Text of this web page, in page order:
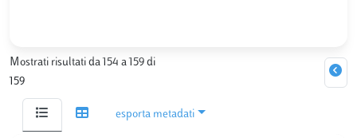
Mostrati risultati da 154 a 159 di
159
esporta metadati